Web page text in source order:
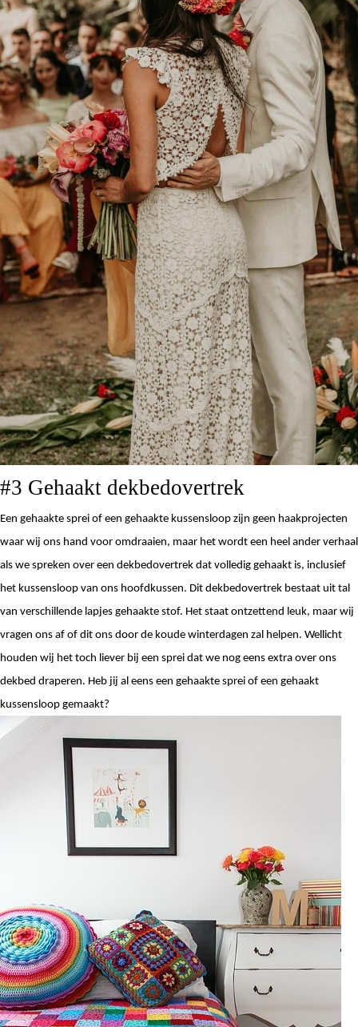
#3 Gehaakt dekbedovertrek
Een gehaakte sprei of een gehaakte kussensloop zijn geen haakprojecten
waar wij ons hand voor omdraaien, maar het wordt een heel ander verhaal
als we spreken over een dekbedovertrek dat volledig gehaakt is, inclusief
het kussensloop van ons hoofdkussen. Dit dekbedovertrek bestaat uit tal
van verschillende lapjes gehaakte stof. Het staat ontzettend leuk, maar wij
vragen ons af of dit ons door de koude winterdagen zal helpen. Wellicht
houden wij het toch liever bij een sprei dat we nog eens extra over ons
dekbed draperen. Heb jij al eens een gehaakte sprei of een gehaakt
kussensloop gemaakt?